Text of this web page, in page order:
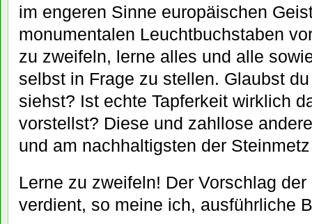
im engeren Sinne europäischen
monumentalen Leuchtbuchstaben
zu zweifeln, lerne alles und alle
selbst in Frage zu stellen. Glaubst
siehst? Ist echte Tapferkeit wirklich
vorstellst? Diese und zahllose
und am nachhaltigsten der
Lerne zu zweifeln! Der Vorschlag
verdient, so meine ich, ausführliche